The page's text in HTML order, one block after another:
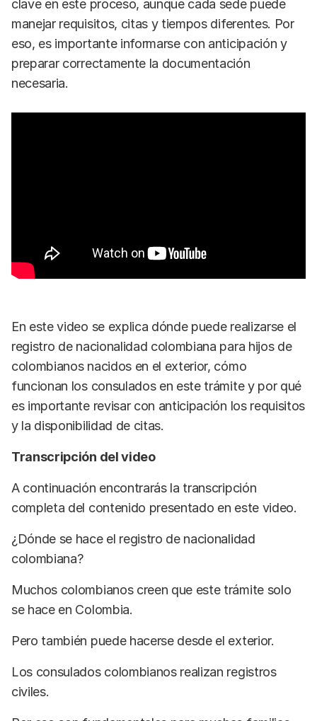
clave en este proceso, aunque cada sede puede
manejar requisitos, citas y tiempos diferentes. Por
eso, es importante informarse con anticipación y
preparar correctamente la documentación
necesaria.
En este video se explica dónde puede realizarse el
registro de nacionalidad colombiana para hijos de
colombianos nacidos en el exterior, cómo
funcionan los consulados en este trámite y por qué
es importante revisar con anticipación los requisitos
y la disponibilidad de citas.
Transcripción del video
A continuación encontrarás la transcripción
completa del contenido presentado en este video.
¿Dónde se hace el registro de nacionalidad
colombiana?
Muchos colombianos creen que este trámite solo
se hace en Colombia.
Pero también puede hacerse desde el exterior.
Los consulados colombianos realizan registros
civiles.